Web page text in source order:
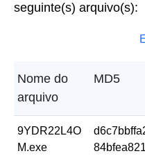
seguinte(s) arquivo(s):
Nome do
arquivo
MD5
9YDR22L4O
M.exe
84bfea821